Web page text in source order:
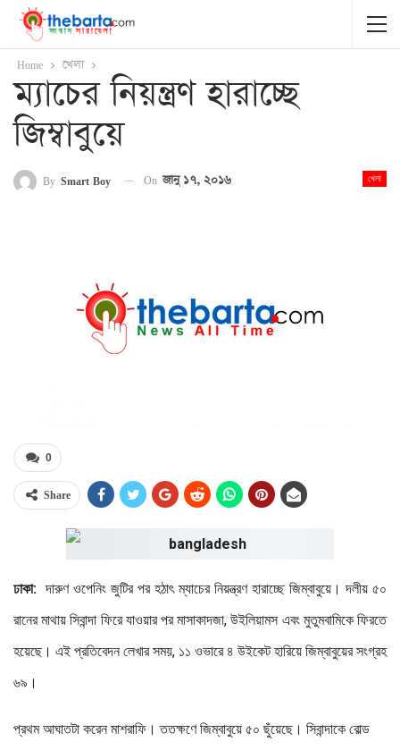
Home খেলা
ম্যাচের নিয়ন্ত্রণ হারাচ্ছে
জিম্বাবুয়ে
খেলা
By Smart Boy On জানু ১৭, ২০১৬
0
Share
ঢাকা: দারুণ ওপেনিং জুটির পর হঠাৎ ম্যাচের নিয়ন্ত্রণ হারাচ্ছে জিম্বাবুয়ে। দলীয় ৫০
রানের মাথায় সিবান্দা ফিরে যাওয়ার পর মাসাকাদজা, উইলিয়ামস এবং মুতুমবামিকে ফিরতে
হয়েছে। এই প্রতিবেদন লেখার সময়, ১১ ওভারে ৪ উইকেট হারিয়ে জিম্বাবুয়ের সংগ্রহ
৬৯।
প্রথম আঘাতটা করেন মাশরাফি। ততক্ষণে জিম্বাবুয়ে ৫০ ছুঁয়েছে। সিবান্দাকে বোল্ড